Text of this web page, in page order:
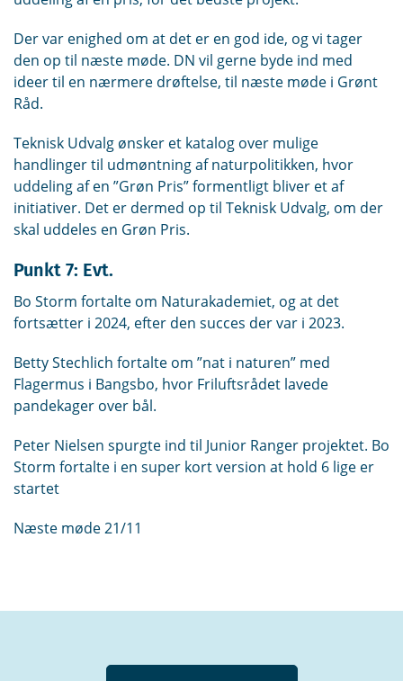
Der var enighed om at det er en god ide, og vi tager
den op til næste møde. DN vil gerne byde ind med
ideer til en nærmere drøftelse, til næste møde i Grønt
Råd.
Teknisk Udvalg ønsker et katalog over mulige
handlinger til udmøntning af naturpolitikken, hvor
uddeling af en ”Grøn Pris” formentligt bliver et af
initiativer. Det er dermed op til Teknisk Udvalg, om der
skal uddeles en Grøn Pris.
Punkt 7: Evt.
Bo Storm fortalte om Naturakademiet, og at det
fortsætter i 2024, efter den succes der var i 2023.
Betty Stechlich fortalte om ”nat i naturen” med
Flagermus i Bangsbo, hvor Friluftsrådet lavede
pandekager over bål.
Peter Nielsen spurgte ind til Junior Ranger projektet. Bo
Storm fortalte i en super kort version at hold 6 lige er
startet
Næste møde 21/11